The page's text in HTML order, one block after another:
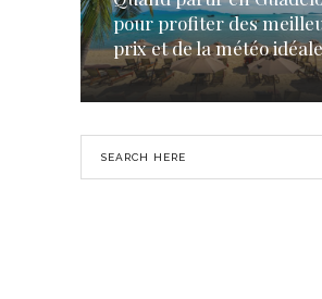
pour profiter des
prix et de la météo